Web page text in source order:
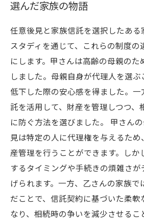
選んだ家族の物語
任意後見と家族信託を選択したある
スタディを通じて、これらの制度の
にします。甲さんは高齢の母親のた
しました。母親自身が代理人を選ぶ
低下した際の安心感を得ました。一
託を活用して、財産を管理しつつ、
に防ぐ方法を選びました。 甲さん
見は特定の人に代理権を与えるた
産管理を行うことができます。しか
するタイミングや手続きの煩雑さ
げられます。一方、乙さんの家族で
だことで、信託契約に基づいた柔軟
なり、相続時の争いを減少させるこ